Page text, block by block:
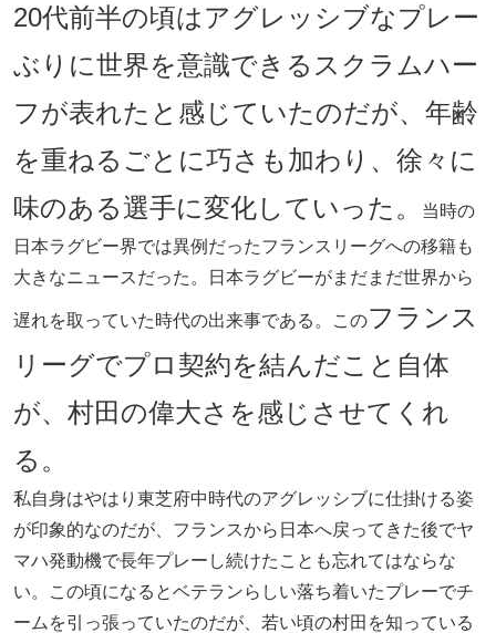
20代前半の頃はアグレッシブなプレー
ぶりに世界を意識できるスクラムハー
フが表れたと感じていたのだが、年齢
を重ねるごとに巧さも加わり、徐々に
味のある選手に変化していった。
当時の
日本ラグビー界では異例だったフランスリーグへの移籍も
大きなニュースだった。日本ラグビーがまだまだ世界から
遅れを取っていた時代の出来事である。このフランス
リーグでプロ契約を結んだこと自体
が、村田の偉大さを感じさせてくれ
る。
私自身はやはり東芝府中時代のアグレッシブに仕掛ける姿
が印象的なのだが、フランスから日本へ戻ってきた後でヤ
マハ発動機で長年プレーし続けたことも忘れてはならな
い。この頃になるとベテランらしい落ち着いたプレーでチ
ームを引っ張っていたのだが、若い頃の村田を知っている